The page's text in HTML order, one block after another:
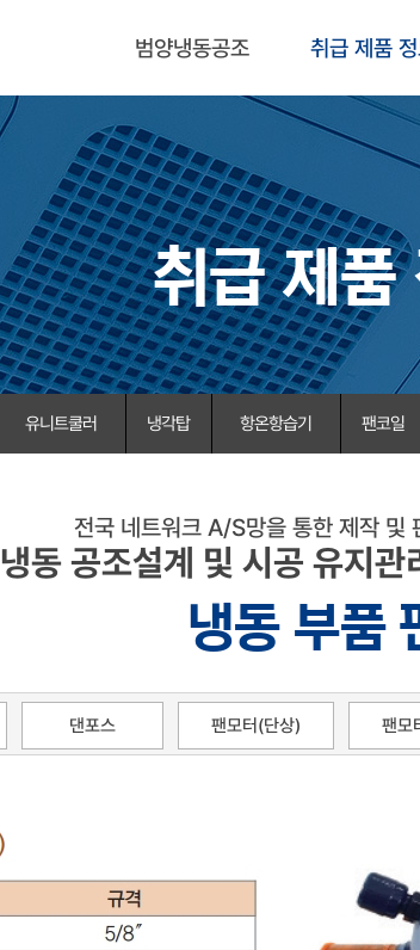
범양냉동공조 취급 제품
취급 제품
유니트쿨러 냉각탑 항온항습기 팬코일
전국 네트워크 A/S망을 통한 제작 및
냉동 공조설계 및 시공 유지
냉동 부품
댄포스 팬모터(단상) 팬모